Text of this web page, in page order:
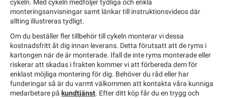
cykeln. Med cykeln medföljer tydliga och enkla
monteringsanvisningar samt länkar till instruktionsvideos där
allting illustreras tydligt.
Om du beställer fler tillbehör till cykeln monterar vi dessa
kostnadsfritt åt dig innan leverans. Detta förutsatt att de ryms i
kartongen när de är monterade. Ifall de inte ryms monterade eller
riskerar att skadas i frakten kommer vi att förbereda dem för
enklast möjliga montering för dig. Behöver du råd eller har
funderingar så är du varmt välkommen att kontakta våra kunniga
medarbetare på kundtjänst. Efter ditt köp får du en trygg och